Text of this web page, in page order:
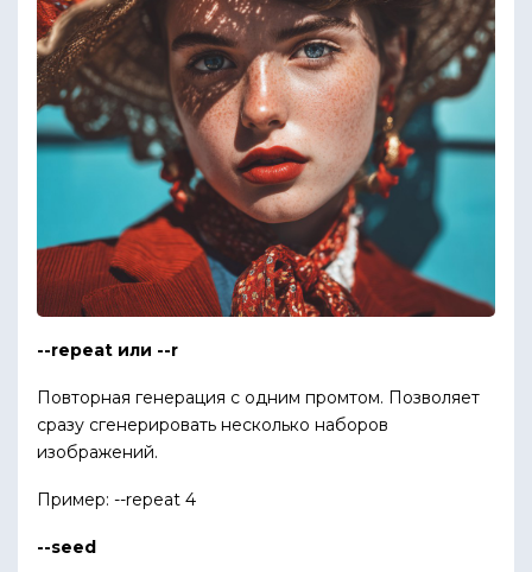
--repeat или --r
Повторная генерация с одним промтом. Позволяет
сразу сгенерировать несколько наборов
изображений.
Пример: --repeat 4
--seed